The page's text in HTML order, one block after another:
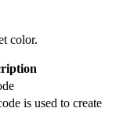
color.
is used to create